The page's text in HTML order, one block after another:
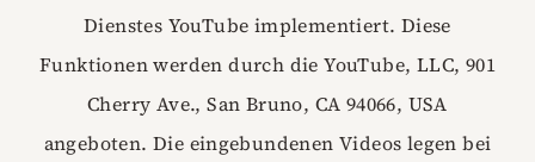
Dienstes YouTube implementiert. Diese
Funktionen werden durch die YouTube, LLC, 901
Cherry Ave., San Bruno, CA 94066, USA
angeboten. Die eingebundenen Videos legen bei